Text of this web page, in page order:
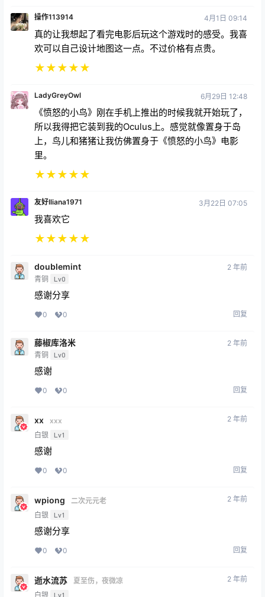
操作113914 4月1日 09:14
真的让我想起了看完电影后玩这个游戏时的感受。我喜
欢可以自己设计地图这一点。不过价格有点贵。
★★★★★
LadyGreyOwl 6月29日 12:48
《愤怒的小鸟》刚在手机上推出的时候我就开始玩了，
所以我得把它装到我的Oculus上。感觉就像置身于岛
上，鸟儿和猪猪让我仿佛置身于《愤怒的小鸟》电影
里。
★★★★★
友好Iliana1971 3月22日 07:05
我喜欢它
★★★★★
doublemint
青铜 Lv0
2 年前
感谢分享
0 0 回复
藤椒库洛米
青铜 Lv0
2 年前
感谢
0 0 回复
xx
xxx
白银
Lv1
2 年前
感谢
0 0 回复
wpiong
二次元元老
白银
Lv1
2 年前
感谢分享
0 0 回复
逝水流苏
夏至伤，夜微凉
白银
Lv1
2 年前